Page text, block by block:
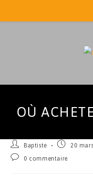
OÙ
Baptiste 20
0 commentaire